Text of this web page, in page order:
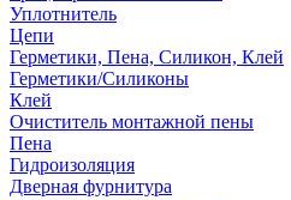
Уплотнитель
Цепи
Герметики, Пена, Силикон, Клей
Герметики/Силиконы
Клей
Очиститель монтажной пены
Пена
Гидроизоляция
Дверная фурнитура